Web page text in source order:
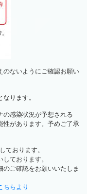
のないようにご確認お願い
ります。
の感染状況が予想される
性があります。予めご了承
ております。
ております。
ご確認をお願いいたしま
ちらより